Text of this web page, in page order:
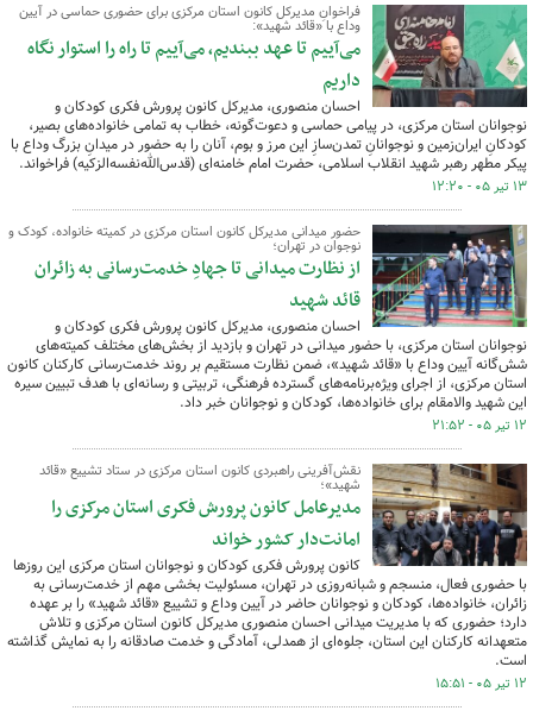
فراخوانِ مدیرکل کانون استان مرکزی برای حضوری حماسی در آیین
وداع با «قائد شهید»:
می‌آییم تا عهد ببندیم، می‌آییم تا راه را استوار نگاه
داریم
احسان منصوری، مدیرکل کانون پرورش فکری کودکان و
نوجوانان استان مرکزی، در پیامی حماسی و دعوت‌گونه، خطاب به تمامی خانواده‌های بصیر،
کودکانِ ایران‌زمین و نوجوانانِ تمدن‌سازِ این مرز و بوم، آنان را به حضور در میدانِ بزرگ وداع با
پیکر مطهر رهبر شهید انقلاب اسلامی، حضرت امام خامنه‌ای (قدس‌الله‌نفسه‌الزکیه) فراخواند.
۱۳ تیر ۰۵ - ۱۲:۲۰
حضور میدانی مدیرکل کانون استان مرکزی در کمیته خانواده، کودک و
نوجوان در تهران؛
از نظارت میدانی تا جهادِ خدمت‌رسانی به زائران
قائد شهید
احسان منصوری، مدیرکل کانون پرورش فکری کودکان و
نوجوانان استان مرکزی، با حضور میدانی در تهران و بازدید از بخش‌های مختلف کمیته‌های
شش‌گانه آیین وداع با «قائد شهید»، ضمن نظارت مستقیم بر روند خدمت‌رسانی کارکنان کانون
استان مرکزی، از اجرای ویژه‌برنامه‌های گسترده فرهنگی، تربیتی و رسانه‌ای با هدف تبیین سیره
این شهید والامقام برای خانواده‌ها، کودکان و نوجوانان خبر داد.
۱۲ تیر ۰۵ - ۲۱:۵۲
نقش‌آفرینی راهبردی کانون استان مرکزی در ستاد تشییع «قائد
شهید»؛
مدیرعامل کانون پرورش فکری استان مرکزی را
امانت‌دار کشور خواند
کانون پرورش فکری کودکان و نوجوانان استان مرکزی این روزها
با حضوری فعال، منسجم و شبانه‌روزی در تهران، مسئولیت بخشی مهم از خدمت‌رسانی به
زائران، خانواده‌ها، کودکان و نوجوانان حاضر در آیین وداع و تشییع «قائد شهید» را بر عهده
دارد؛ حضوری که با مدیریت میدانی احسان منصوری مدیرکل کانون استان مرکزی و تلاش
متعهدانه کارکنان این استان، جلوه‌ای از همدلی، آمادگی و خدمت صادقانه را به نمایش گذاشته
است.
۱۲ تیر ۰۵ - ۱۵:۵۱